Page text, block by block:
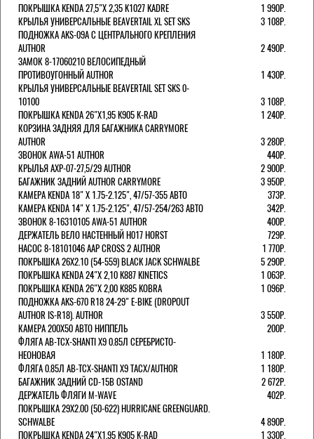
ПОКРЫШКА KENDA 27,5"Х 2,35 K1027 KADRE
1 990Р.
КРЫЛЬЯ УНИВЕРСАЛЬНЫЕ BEAVERTAIL XL SET SKS
3 108Р.
ПОДНОЖКА AKS-09A C ЦЕНТРАЛЬНОГО КРЕПЛЕНИЯ
AUTHOR
2 490Р.
ЗАМОК 8-17060210 ВЕЛОСИПЕДНЫЙ
ПРОТИВОУГОННЫЙ AUTHOR
1 430Р.
КРЫЛЬЯ УНИВЕРСАЛЬНЫЕ BEAVERTAIL SET SKS 0-
10100
3 108Р.
ПОКРЫШКА KENDA 26"Х1,95 K905 K-RAD
1 240Р.
КОРЗИНА ЗАДНЯЯ ДЛЯ БАГАЖНИКА CARRYMORE
AUTHOR
3 280Р.
ЗВОНОК AWA-51 AUTHOR
440Р.
КРЫЛЬЯ AXP-07-27,5/29 AUTHOR
2 900Р.
БАГАЖНИК ЗАДНИЙ AUTHOR CARRYMORE
3 950Р.
КАМЕРА KENDA 18" Х 1.75-2.125", 47/57-355 АВТО
373Р.
КАМЕРА KENDA 14" Х 1.75-2.125", 47/57-254/263 АВТО
342Р.
ЗВОНОК 8-16310105 AWA-51 AUTHOR
400Р.
ДЕРЖАТЕЛЬ ВЕЛО НАСТЕННЫЙ H017 HORST
729Р.
НАСОС 8-18101046 AAP CROSS 2 AUTHOR
1 770Р.
ПОКРЫШКА 26X2.10 (54-559) BLACK JACK SCHWALBE
5 290Р.
ПОКРЫШКА KENDA 24"Х 2,10 K887 KINETICS
1 063Р.
ПОКРЫШКА KENDA 26"Х 2,00 K885 KOBRA
1 096Р.
ПОДНОЖКА AKS-670 R18 24-29" E-BIKE (DROPOUT
AUTHOR IS-R18). AUTHOR
3 550Р.
КАМЕРА 200Х50 АВТО НИППЕЛЬ
200Р.
ФЛЯГА AB-TCX-SHANTI X9 0.85Л СЕРЕБРИСТО-
НЕОНОВАЯ
1 180Р.
ФЛЯГА 0.85Л AB-TCX-SHANTI X9 TACX/AUTHOR
1 180Р.
БАГАЖНИК ЗАДНИЙ CD-15B OSTAND
2 672Р.
ДЕРЖАТЕЛЬ ФЛЯГИ M-WAVE
402Р.
ПОКРЫШКА 29X2.00 (50-622) HURRICANE GREENGUARD.
SCHWALBE
4 890Р.
ПОКРЫШКА KENDA 24"Х1,95 K905 K-RAD
1 330Р.